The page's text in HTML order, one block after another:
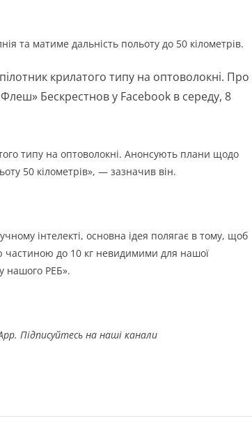
та матиме дальність польоту до 50 кілометрів.
крилатого типу на оптоволокні.
Бескрестнов у Facebook в середу, 8
типу на оптоволокні. Анонсують плани щодо
50 кілометрів», — зазначив він.
інтелекті, основна ідея полягає в тому, щоб
частиною до 10 кг невидимими для нашої
нашого РЕБ».
Підписуйтесь на наші канали